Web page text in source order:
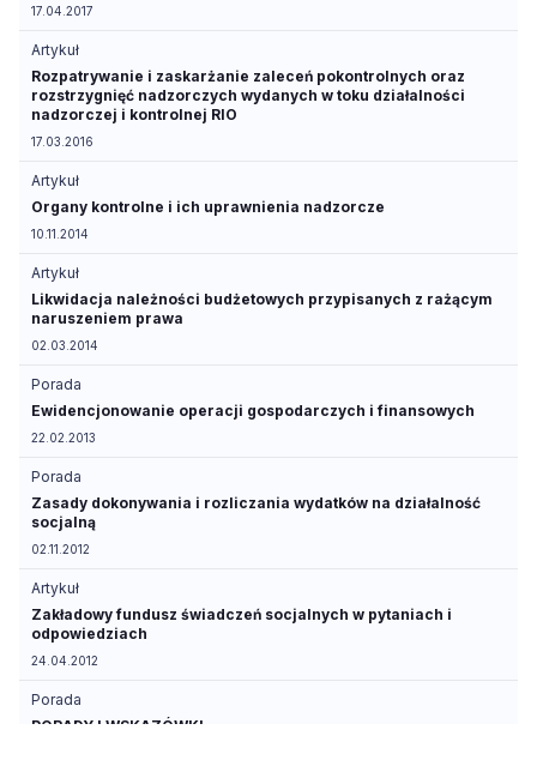
17.04.2017
Artykuł
Rozpatrywanie i zaskarżanie zaleceń pokontrolnych oraz
rozstrzygnięć nadzorczych wydanych w toku działalności
nadzorczej i kontrolnej RIO
17.03.2016
Artykuł
Organy kontrolne i ich uprawnienia nadzorcze
10.11.2014
Artykuł
Likwidacja należności budżetowych przypisanych z rażącym
naruszeniem prawa
02.03.2014
Porada
Ewidencjonowanie operacji gospodarczych i finansowych
22.02.2013
Porada
Zasady dokonywania i rozliczania wydatków na działalność
socjalną
02.11.2012
Artykuł
Zakładowy fundusz świadczeń socjalnych w pytaniach i
odpowiedziach
24.04.2012
Porada
PORADY I WSKAZÓWKI